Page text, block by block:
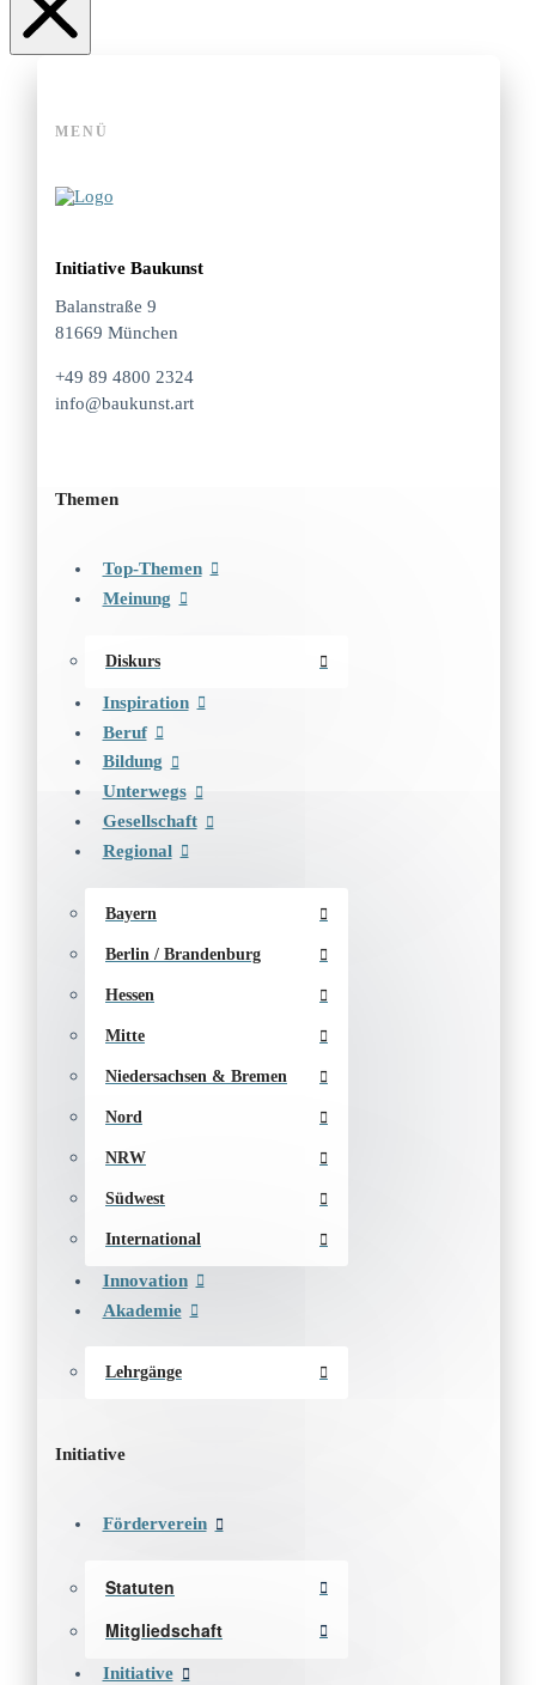
MENÜ
Initiative Baukunst
Balanstraße 9
81669 München
+49 89 4800 2324
info@baukunst.art
Themen
Top-Themen
Meinung
Diskurs
Inspiration
Beruf
Bildung
Unterwegs
Gesellschaft
Regional
Bayern
Berlin / Brandenburg
Hessen
Mitte
Niedersachsen & Bremen
Nord
NRW
Südwest
International
Innovation
Akademie
Lehrgänge
Initiative
Förderverein
Statuten
Mitgliedschaft
Initiative